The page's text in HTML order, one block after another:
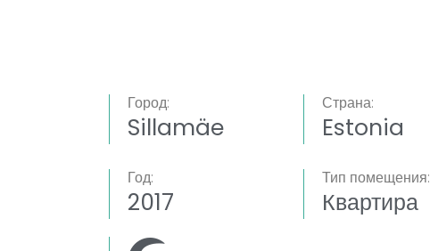
Город:
Sillamäe
Страна:
Estonia
Год:
2017
Тип помещения:
Квартира